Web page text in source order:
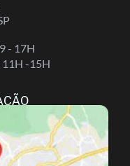
- 17H
11H -15H